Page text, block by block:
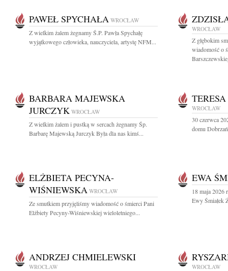
PAWEŁ SPYCHAŁA WROCŁAW
Z wielkim żalem żegnamy Ś.P. Pawła Spychałę
wyjątkowego człowieka, nauczyciela, artystę NFM...
WROCŁAW
Z głębokim
wiadomość o
BARBARA MAJEWSKA
JURCZYK WROCŁAW
Z wielkim żalem i pustką w sercach żegnamy Śp.
Barbarę Majewską Jurczyk Była dla nas kimś...
WROCŁAW
30 czerwca
domu
ELŻBIETA PECYNA-
WIŚNIEWSKA WROCŁAW
Ze smutkiem przyjęliśmy wiadomość o śmierci Pani
Elżbiety Pecyny-Wiśniewskiej wieloletniego...
EWA
18 maja 2026
Ewy Śmiałek
ANDRZEJ CHMIELEWSKI
WROCŁAW WROCŁAW